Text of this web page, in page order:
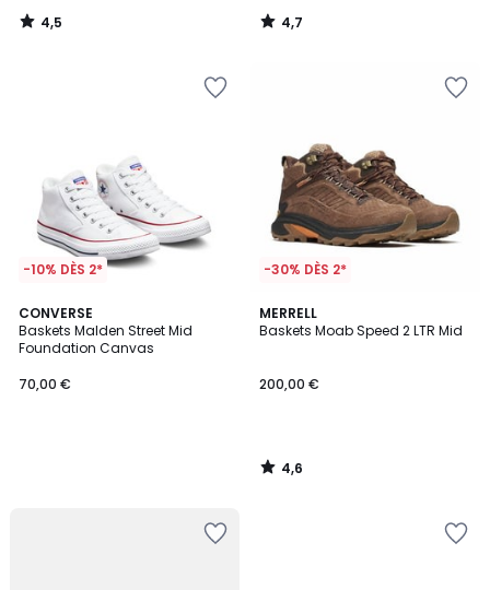
4,5
/
4,7
/
-10% DÈS 2*
CONVERSE
Baskets Malden Street Mid
Foundation Canvas
70,00 €
-30% DÈS 2*
MERRELL
Baskets Moab Speed 2 LTR Mid
200,00 €
4,6
/ 5
4,6
/